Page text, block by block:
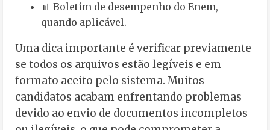
📊 Boletim de desempenho do Enem,
quando aplicável.
Uma dica importante é verificar previamente
se todos os arquivos estão legíveis e em
formato aceito pelo sistema. Muitos
candidatos acabam enfrentando problemas
devido ao envio de documentos incompletos